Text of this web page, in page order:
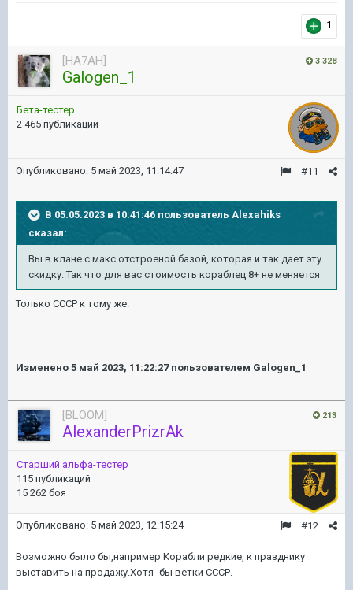
1
3 328
[HA7AH]
Galogen_1
Бета-тестер
2 465 публикаций
#11
Опубликовано: 5 май 2023, 11:14:47
В 05.05.2023 в 10:41:46 пользователь Alexahiks
сказал:
Вы в клане с макс отстроеной базой, которая и так дает эту
скидку. Так что для вас стоимость кораблец 8+ не меняется
Только СССР к тому же.
Изменено 5 май 2023, 11:22:27пользователем Galogen_1
213
[BLOOM]
AlexanderPrizrAk
Старший альфа-тестер
115 публикаций
15 262 боя
#12
Опубликовано: 5 май 2023, 12:15:24
Возможно было бы,например Корабли редкие, к празднику
выставить на продажу.Хотя -бы ветки СССР.